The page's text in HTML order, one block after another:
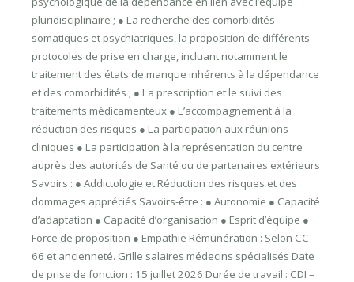
pluridisciplinaire ; ● La recherche des comorbidités
somatiques et psychiatriques, la proposition de différents
protocoles de prise en charge, incluant notamment le
traitement des états de manque inhérents à la dépendance
et des comorbidités ; ● La prescription et le suivi des
traitements médicamenteux ● L’accompagnement à la
réduction des risques ● La participation aux réunions
cliniques ● La participation à la représentation du centre
auprès des autorités de Santé ou de partenaires extérieurs
Savoirs : ● Addictologie et Réduction des risques et des
dommages appréciés Savoirs-être : ● Autonomie ● Capacité
d’adaptation ● Capacité d’organisation ● Esprit d’équipe ●
Force de proposition ● Empathie Rémunération : Selon CC
66 et ancienneté. Grille salaires médecins spécialisés Date
de prise de fonction : 15 juillet 2026 Durée de travail : CDI –